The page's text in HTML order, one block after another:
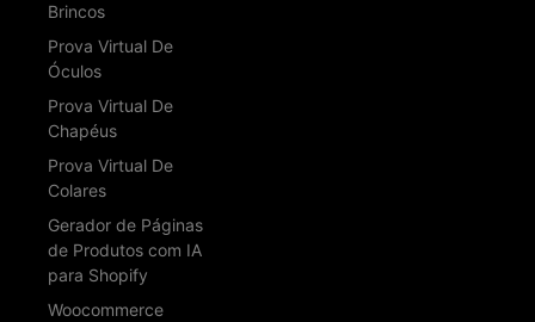
Brincos
Prova Virtual De
Óculos
Prova Virtual De
Chapéus
Prova Virtual De
Colares
Gerador de Páginas
de Produtos com IA
para Shopify
Woocommerce